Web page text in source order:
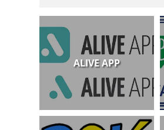
ALIVE APP